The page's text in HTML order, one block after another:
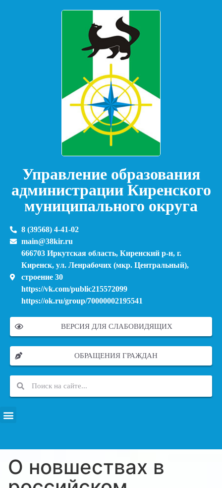
Управление образования
администрации Киренского
муниципального округа
8 (39568) 4-41-02
main@38kir.ru
666703 Иркутская область, Киренский р-н, г.
Киренск, ул. Ленрабочих (мкр. Центральный),
строение 30
https://vk.com/public215572099
https://ok.ru/group/70000002195541
ВЕРСИЯ ДЛЯ СЛАБОВИДЯЩИХ
ОБРАЩЕНИЯ ГРАЖДАН
О новшествах в